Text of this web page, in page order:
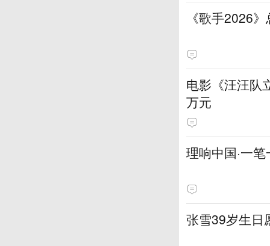
《歌手2026
电影《汪汪队
万元
理响中国·一
张雪39岁生日